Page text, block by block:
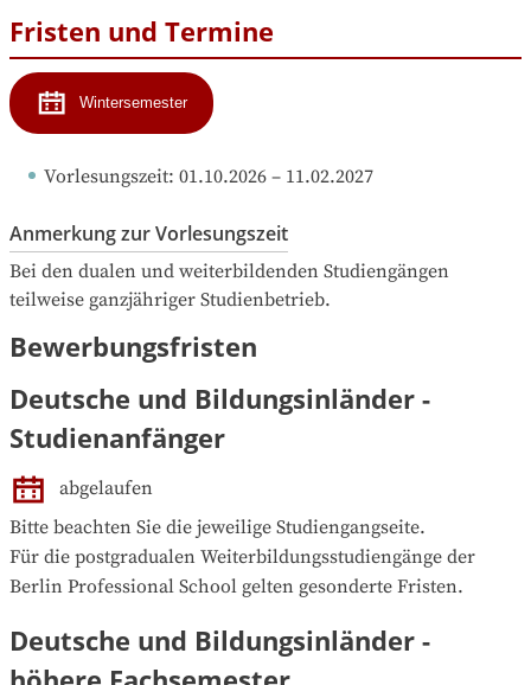
Fristen und Termine
Wintersemester
Vorlesungszeit: 01.10.2026 – 11.02.2027
Anmerkung zur Vorlesungszeit
Bei den dualen und weiterbildenden Studiengängen
teilweise ganzjähriger Studienbetrieb.
Bewerbungsfristen
Deutsche und Bildungsinländer -
Studienanfänger
abgelaufen
Bitte beachten Sie die jeweilige Studiengangseite.
Für die postgradualen Weiterbildungsstudiengänge der
Berlin Professional School gelten gesonderte Fristen.
Deutsche und Bildungsinländer -